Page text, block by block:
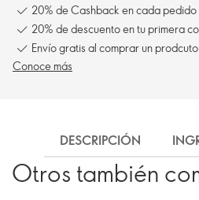
20% de Cashback en cada pedido
20% de descuento en tu primera
Envío gratis al comprar un
Conoce más
DESCRIPCIÓN
Otros también